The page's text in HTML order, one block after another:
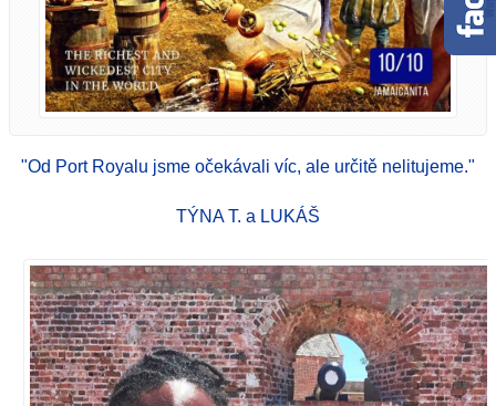
"Od Port Royalu jsme očekávali víc, ale určitě nelitujeme."
TÝNA T. a LUKÁŠ